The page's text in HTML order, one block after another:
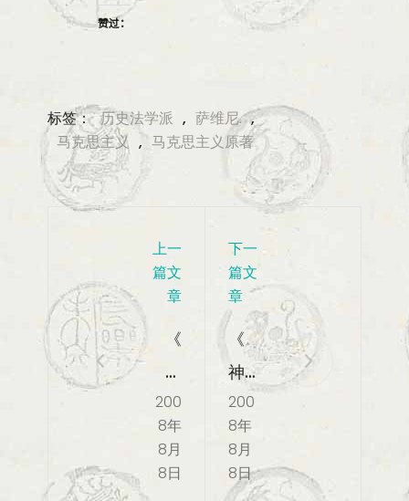
赞过：
标签： 历史法学派 , 萨维尼. ,
马克思主义 , 马克思主义原著
上一
篇文
章
《
第
六
届
莱
200
8年
8月
8日
下一
篇文
章
《
神
圣
家
族
200
8年
8月
8日